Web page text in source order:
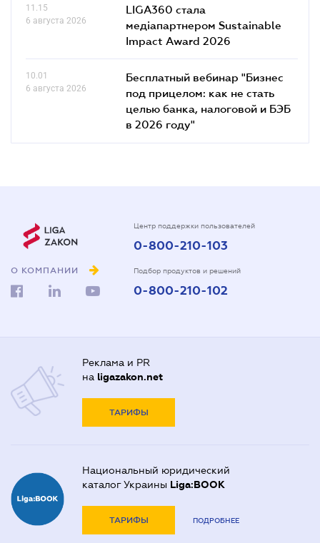
11.15
6 августа 2026
LIGA360 стала
медіапартнером Sustainable
Impact Award 2026
10.01
6 августа 2026
Бесплатный вебинар "Бизнес
под прицелом: как не стать
целью банка, налоговой и БЭБ
в 2026 году"
О КОМПАНИИ
Центр поддержки пользователей
0-800-210-103
Подбор продуктов и решений
0-800-210-102
Реклама и PR
на ligazakon.net
ТАРИФЫ
Национальный юридический
каталог Украины Liga:BOOK
ТАРИФЫ ПОДРОБНЕЕ